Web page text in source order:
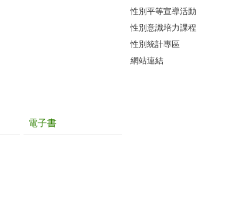
性別平等宣導活動
性別意識培力課程
性別統計專區
網站連結
電子書